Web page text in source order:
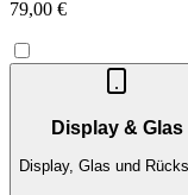
79,00 €
Display & Glas
Display, Glas und